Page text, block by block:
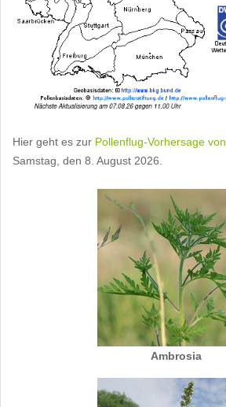
Hier geht es zur Pollenflug-Vorhersage von
Samstag, den 8. August 2026.
Ambrosia